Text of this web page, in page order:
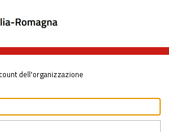
dell'organizzazione